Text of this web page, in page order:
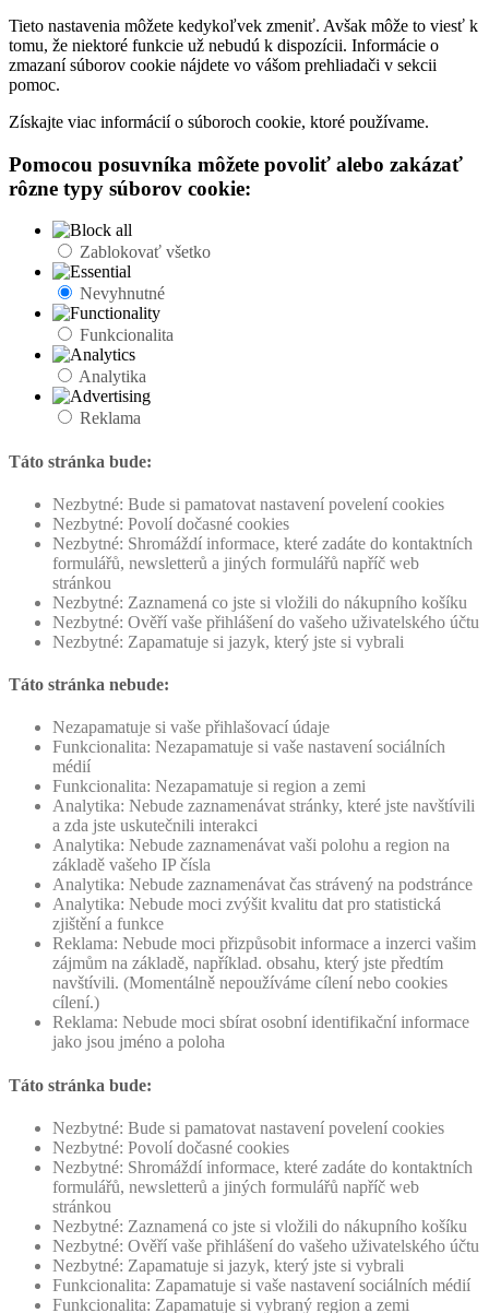
Tieto nastavenia môžete kedykoľvek zmeniť. Avšak môže to viesť k
tomu, že niektoré funkcie už nebudú k dispozícii. Informácie o
zmazaní súborov cookie nájdete vo vášom prehliadači v sekcii
pomoc.
Získajte viac informácií o súboroch cookie, ktoré používame.
Pomocou posuvníka môžete povoliť alebo zakázať
rôzne typy súborov cookie:
Zablokovať všetko
Nevyhnutné
Funkcionalita
Analytika
Reklama
Táto stránka bude:
Nezbytné: Bude si pamatovat nastavení povelení cookies
Nezbytné: Povolí dočasné cookies
Nezbytné: Shromáždí informace, které zadáte do kontaktních
formulářů, newsletterů a jiných formulářů napříč web
stránkou
Nezbytné: Zaznamená co jste si vložili do nákupního košíku
Nezbytné: Ověří vaše přihlášení do vašeho uživatelského účtu
Nezbytné: Zapamatuje si jazyk, který jste si vybrali
Táto stránka nebude:
Nezapamatuje si vaše přihlašovací údaje
Funkcionalita: Nezapamatuje si vaše nastavení sociálních
médií
Funkcionalita: Nezapamatuje si region a zemi
Analytika: Nebude zaznamenávat stránky, které jste navštívili
a zda jste uskutečnili interakci
Analytika: Nebude zaznamenávat vaši polohu a region na
základě vašeho IP čísla
Analytika: Nebude zaznamenávat čas strávený na podstránce
Analytika: Nebude moci zvýšit kvalitu dat pro statistická
zjištění a funkce
Reklama: Nebude moci přizpůsobit informace a inzerci vašim
zájmům na základě, například. obsahu, který jste předtím
navštívili. (Momentálně nepoužíváme cílení nebo cookies
cílení.)
Reklama: Nebude moci sbírat osobní identifikační informace
jako jsou jméno a poloha
Táto stránka bude:
Nezbytné: Bude si pamatovat nastavení povelení cookies
Nezbytné: Povolí dočasné cookies
Nezbytné: Shromáždí informace, které zadáte do kontaktních
formulářů, newsletterů a jiných formulářů napříč web
stránkou
Nezbytné: Zaznamená co jste si vložili do nákupního košíku
Nezbytné: Ověří vaše přihlášení do vašeho uživatelského účtu
Nezbytné: Zapamatuje si jazyk, který jste si vybrali
Funkcionalita: Zapamatuje si vaše nastavení sociálních médií
Funkcionalita: Zapamatuje si vybraný region a zemi